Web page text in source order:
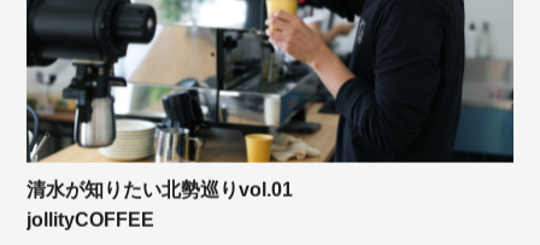
清水が知りたい北勢巡りvol.01
jollityCOFFEE